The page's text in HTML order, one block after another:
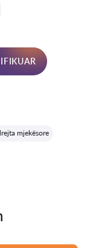
mjekësore